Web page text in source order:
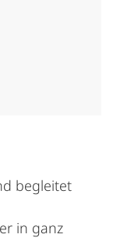
begleitet
in ganz